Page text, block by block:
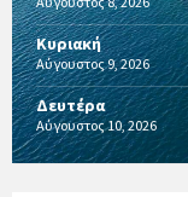
Κυριακή
Αύγουστος 9, 2026
Δευτέρα
Αύγουστος 10, 2026